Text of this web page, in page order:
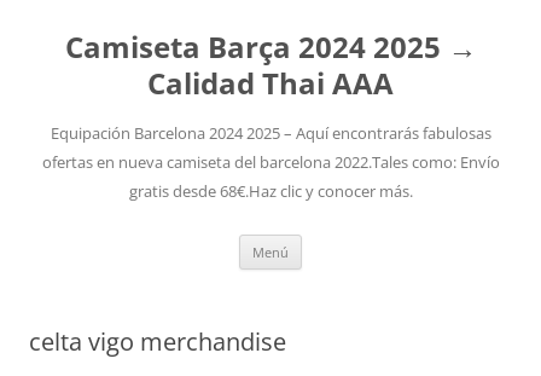
Camiseta Barça 2024 2025 →
Calidad Thai AAA
Equipación Barcelona 2024 2025 – Aquí encontrarás fabulosas
ofertas en nueva camiseta del barcelona 2022.Tales como: Envío
gratis desde 68€.Haz clic y conocer más.
Menú
celta vigo merchandise